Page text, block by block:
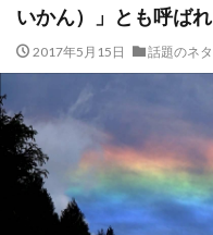
いかん）」とも呼ば
2017年5月15日 話題のネタ